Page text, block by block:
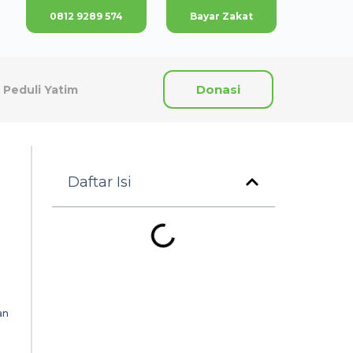
0812 9289 574 Bayar Zakat
Peduli Yatim Donasi
Daftar Isi